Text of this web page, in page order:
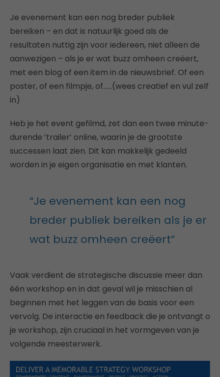
Je evenement kan een nog breder publiek
bereiken – en dat is natuurlijk goed als de
resultaten nuttig zijn voor iedereen, niet alleen de
aanwezigen – als je er wat buzz omheen creëert,
met een blog of een item in de nieuwsbrief. Of een
poster, of een filmpje, of……(wees creatief en vul zelf
in)
Heb je het event gefilmd, zet dan een twee minute-
durende ’trailer’ online, waarin je de grootste
successen laat zien. Dit kan makkelijk gedeeld
worden in je eigen organisatie en met klanten.
“Je evenement kan een nog
breder publiek bereiken als je er
wat buzz omheen creëert”
Vaak verdient de strategische discussie meer dan
één workshop en in dat geval wil je misschien al
beginnen met het leggen van de basis voor een
vervolg. De interactie en feedback die je ontvangt o
je workshop, zijn cruciaal in het vormgeven van je
volgende meesterwerk.